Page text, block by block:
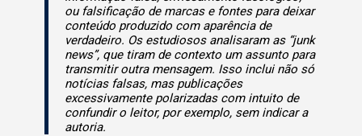
ou falsificação de marcas e fontes para deixar
conteúdo produzido com aparência de
verdadeiro. Os estudiosos analisaram as “junk
news”, que tiram de contexto um assunto para
transmitir outra mensagem. Isso inclui não só
notícias falsas, mas publicações
excessivamente polarizadas com intuito de
confundir o leitor, por exemplo, sem indicar a
autoria.